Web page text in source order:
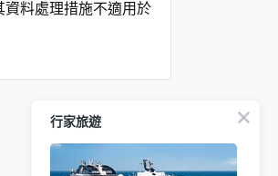
料處理措施不適用於
為我們增進網站服務
行家旅遊